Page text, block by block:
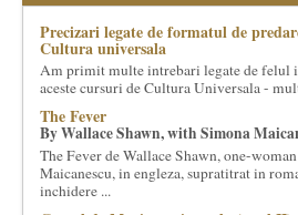
inceput cu muzica clasica - si de aici
dezvoltam proiecte si in alte domenii ale
Facem management cultural, dezvoltam
proprii sau preluate, modele si sisteme de
cultural si consultanta. Organizam
evenimente culturale, private sau
cultura generala muzicala, teatrala,
Precizari legate de formatul de
Cultura universala
Am primit multe intrebari legate de felul
aceste cursuri de Cultura Universala -
The Fever
By Wallace Shawn, with Simona
The Fever de Wallace Shawn, one-
Maicanescu, in engleza, supratitrat in
inchidere ...